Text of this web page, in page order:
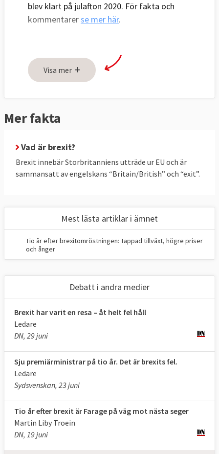
blev klart på julafton 2020. För fakta och
kommentarerse mer här.
PROBLEMET – Vad ska lösas?
Brexit har gett upphov till många praktiska
och principiella frågor, här är några:
Storbritannien och vilka rättigheter ska
brexit?
2. Hur ska man reglera det brittiska EU-
utträdet ekonomiskt?
landet Irland och brittiska Nordirland vara?
4. Vad ska EU och Storbritannien ha för
ekonomiska och politiska relationer efter
brexit?
13 FRÅGOR OCH SVAR
1. Vad vill EU med brexit?
EU-sidan har först och främst velat reda ut
konsekvenserna för invånare och företag.
Man pratar om att få ett “ordnat utträde”. I
maj 2017
förhandlingarna.
Om övriga EU-länder fick välja så ser de
helst att Storbritannien stannar kvar i EU
men det är upp till varje enskilt land att
lämna EU om det så önskar.
Visa mer +
Mer fakta
Vad är brexit?
Brexit innebär Storbritanniens utträde ur EU och är
sammansatt av engelskans “Britain/British” och “exit”.
Mest lästa artiklar i ämnet
Tio år efter brexitomröstningen: Tappad tillväxt, högre priser
och ånger
Debatt i andra medier
Brexit har varit en resa – åt helt fel håll
Ledare
DN, 29 juni
Sju premiärministrar på tio år. Det är brexits fel.
Ledare
Sydsvenskan, 23 juni
Tio år efter brexit är Farage på väg mot nästa seger
Martin Liby Troein
DN, 19 juni